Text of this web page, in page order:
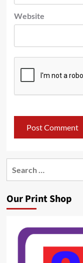
Website
Our Print Shop